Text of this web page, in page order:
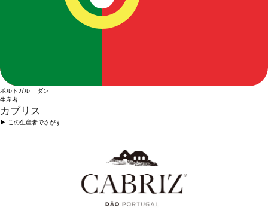
ポルトガル ダン
生産者
カブリス
▶︎ この生産者でさがす